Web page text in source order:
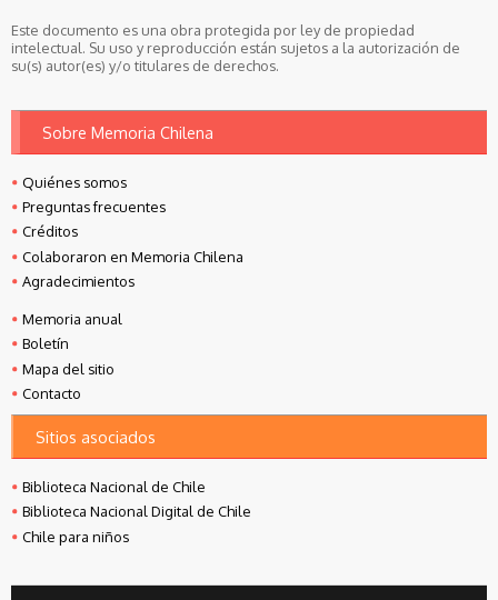
Este documento es una obra protegida por ley de propiedad
intelectual. Su uso y reproducción están sujetos a la autorización de
su(s) autor(es) y/o titulares de derechos.
Sobre Memoria Chilena
Quiénes somos
Preguntas frecuentes
Créditos
Colaboraron en Memoria Chilena
Agradecimientos
Memoria anual
Boletín
Mapa del sitio
Contacto
Sitios asociados
Biblioteca Nacional de Chile
Biblioteca Nacional Digital de Chile
Chile para niños